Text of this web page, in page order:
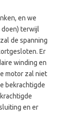
en we
terwijl
de spanning
Er
winding en
motor zal niet
bekrachtigde
en er